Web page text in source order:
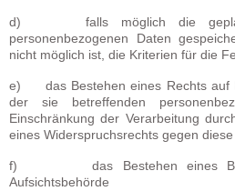
d) falls möglich die
personenbezogenen Daten
nicht möglich ist, die Kriterien für die
e) das Bestehen eines Rechts auf
der sie betreffenden
Einschränkung der Verarbeitung
eines Widerspruchsrechts gegen
f) das Bestehen eines
Aufsichtsbehörde